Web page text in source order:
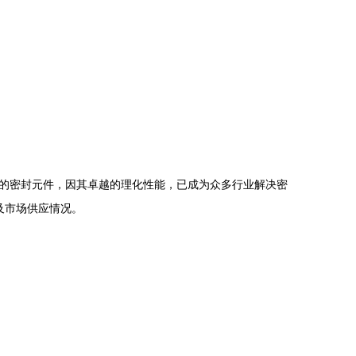
密封元件，因其卓越的理化性能，已成为众多行业解决密
场供应情况。